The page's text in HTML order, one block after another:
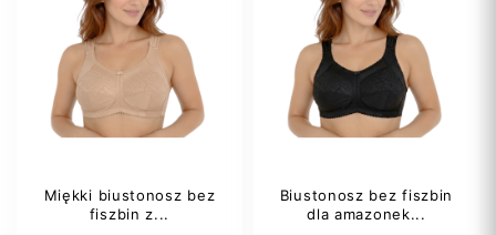
80B
80C
85D
+8
Dodaj do koszyka
75B
75C
80B
80D
80E
+10
Dodaj do koszyka
Miękki biustonosz bez
fiszbin z...
Biustonosz bez fiszbin
dla amazonek...